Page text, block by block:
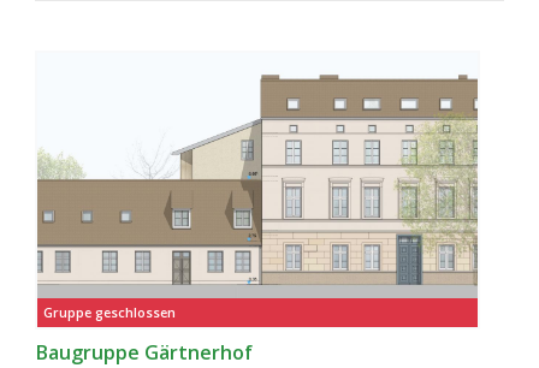
Gruppe geschlossen
Baugruppe Gärtnerhof